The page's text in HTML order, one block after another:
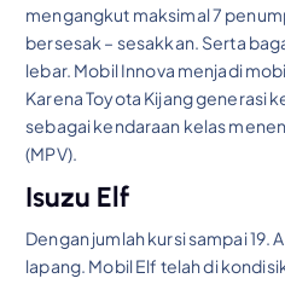
mengangkut maksimal 7
bersesak – sesakkan. Serta
lebar. Mobil Innova menjadi
Karena Toyota Kijang generasi
sebagai kendaraan kelas
(MPV).
Isuzu Elf
Dengan jumlah kursi sampai 19.
lapang. Mobil Elf telah di